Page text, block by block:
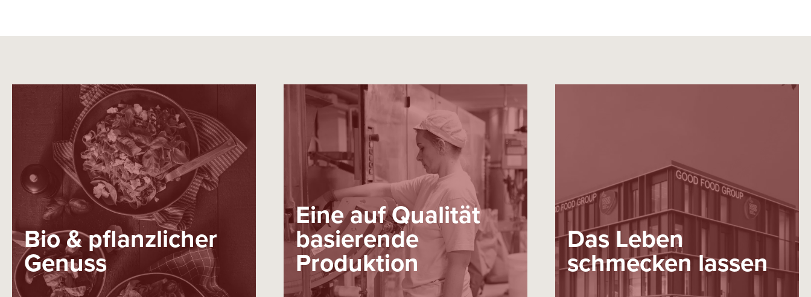
Bio & pflanzlicher
Genuss
Eine auf Qualität
basierende
Produktion
Das Leben
schmecken lassen